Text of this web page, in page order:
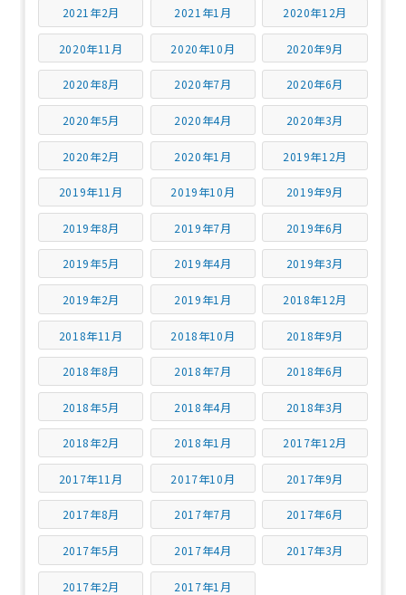
2021年2月 2021年1月 2020年12月
2020年11月 2020年10月 2020年9月
2020年8月 2020年7月 2020年6月
2020年5月 2020年4月 2020年3月
2020年2月 2020年1月 2019年12月
2019年11月 2019年10月 2019年9月
2019年8月 2019年7月 2019年6月
2019年5月 2019年4月 2019年3月
2019年2月 2019年1月 2018年12月
2018年11月 2018年10月 2018年9月
2018年8月 2018年7月 2018年6月
2018年5月 2018年4月 2018年3月
2018年2月 2018年1月 2017年12月
2017年11月 2017年10月 2017年9月
2017年8月 2017年7月 2017年6月
2017年5月 2017年4月 2017年3月
2017年2月 2017年1月